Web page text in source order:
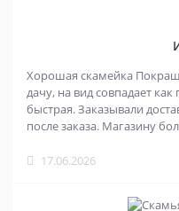
Хорошая скамейка
дачу, на вид совпадает
быстрая. Заказывали
после заказа. Магазину
17.06.2026